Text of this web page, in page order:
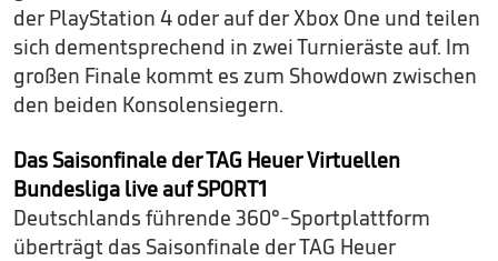
der PlayStation 4 oder auf der Xbox One und teilen
sich dementsprechend in zwei Turnieräste auf. Im
großen Finale kommt es zum Showdown zwischen
den beiden Konsolensiegern.
Das Saisonfinale der TAG Heuer Virtuellen
Bundesliga live auf SPORT1
Deutschlands führende 360°-Sportplattform
überträgt das Saisonfinale der TAG Heuer